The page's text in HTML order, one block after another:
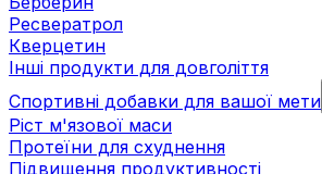
Ресвератрол
Кверцетин
Інші продукти для довголіття
Спортивні добавки для вашої мети
Ріст м'язової маси
Протеїни для схуднення
Підвищення продуктивності